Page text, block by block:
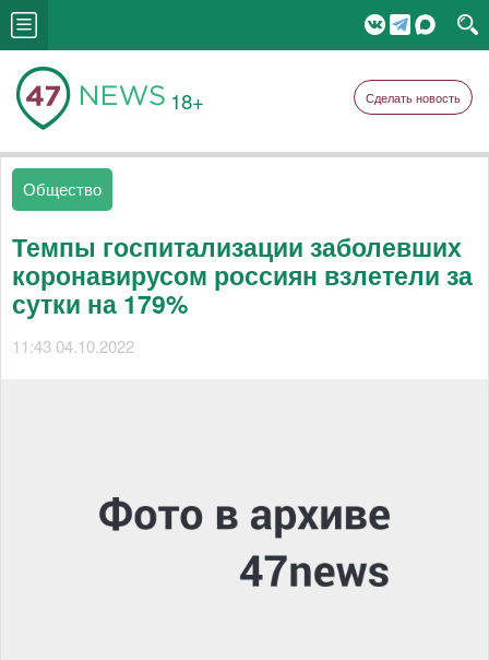
18+ Сделать новость
Общество
Темпы госпитализации заболевших
коронавирусом россиян взлетели за
сутки на 179%
11:43 04.10.2022